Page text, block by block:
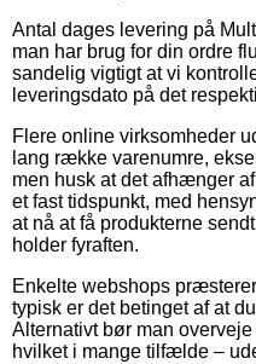
Antal dages levering på
man har brug for din ordre
sandelig vigtigt at vi
leveringsdato på det
Flere online virksomheder
lang række varenumre,
men husk at det afhænger
et fast tidspunkt, med
at nå at få produkterne
holder fyraften.
Enkelte webshops
typisk er det betinget af at
Alternativt bør man
hvilket i mange tilfælde –